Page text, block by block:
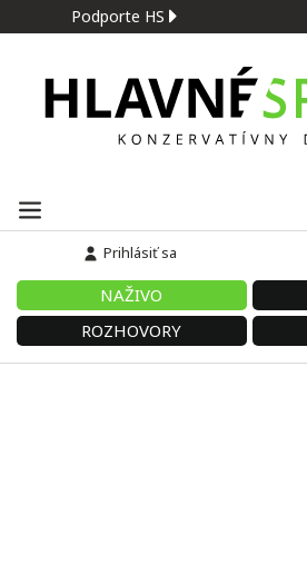
Podporte HS
Prihlásiť sa
NAŽIVO
ROZHOVORY